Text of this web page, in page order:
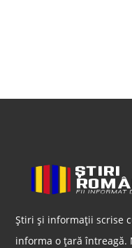
Știri și informații scrise
informa o țară întreagă.